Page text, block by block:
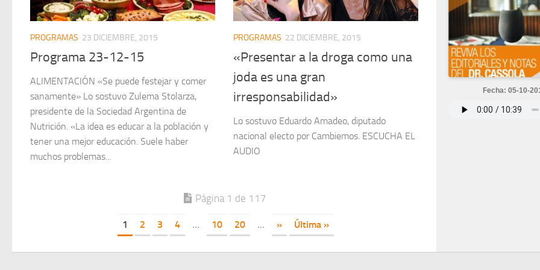
PROGRAMAS 23 DICIEMBRE, 2015
Programa 23-12-15
ALIMENTACIÓN «Se puede festejar y comer
sanamente» Lo sostuvo Zulema Stolarza,
presidente de la Sociedad Argentina de
Nutrición. «La idea es educar a la población y
tener una mejor educación. Suele haber
muchos problemas...
PROGRAMAS 22 DICIEMBRE, 2015
«Presentar a la droga como una
joda es una gran
irresponsabilidad»
Lo sostuvo Eduardo Amadeo, diputado
nacional electo por Cambiemos. ESCUCHA EL
AUDIO
Página 1 de 117
1 2 3 4 ... 10 20 ... » Última »
Fecha: 05-10-